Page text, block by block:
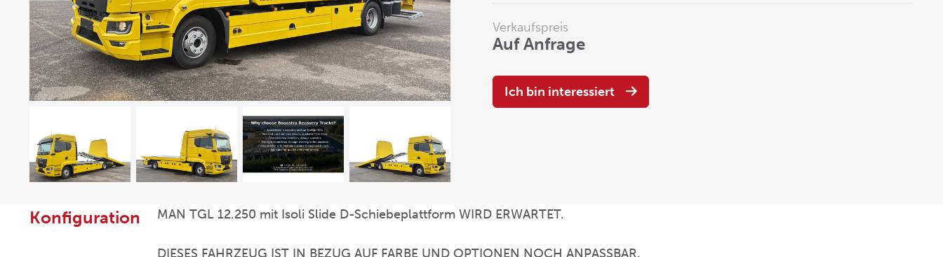
Verkaufspreis
Auf Anfrage
Ich bin interessiert
Konfiguration MAN TGL 12.250 mit Isoli Slide D-Schiebeplattform WIRD ERWARTET.
DIESES FAHRZEUG IST IN BEZUG AUF FARBE UND OPTIONEN NOCH ANPASSBAR.